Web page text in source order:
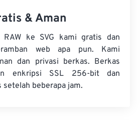
& Aman
RAW ke SVG kami gratis dan
web apa pun. Kami
dan privasi berkas. Berkas
enkripsi SSL 256-bit dan
beberapa jam.